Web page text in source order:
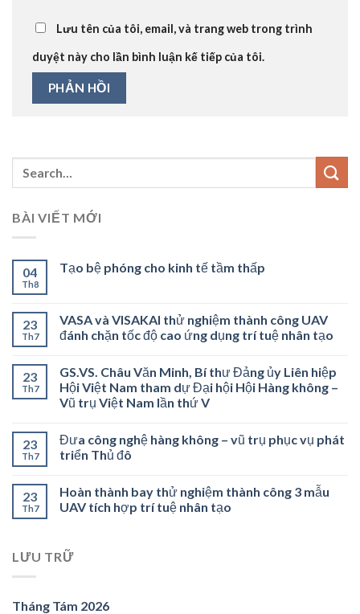
Lưu tên của tôi, email, và trang web trong trình
duyệt này cho lần bình luận kế tiếp của tôi.
BÀI VIẾT MỚI
04
Th8
Tạo bệ phóng cho kinh tế tầm thấp
23
Th7
VASA và VISAKAI thử nghiệm thành công UAV
đánh chặn tốc độ cao ứng dụng trí tuệ nhân tạo
23
Th7
GS.VS. Châu Văn Minh, Bí thư Đảng ủy Liên hiệp
Hội Việt Nam tham dự Đại hội Hội Hàng không –
Vũ trụ Việt Nam lần thứ V
23
Th7
Đưa công nghệ hàng không – vũ trụ phục vụ phát
triển Thủ đô
23
Th7
Hoàn thành bay thử nghiệm thành công 3 mẫu
UAV tích hợp trí tuệ nhân tạo
LƯU TRỮ
Tháng Tám 2026